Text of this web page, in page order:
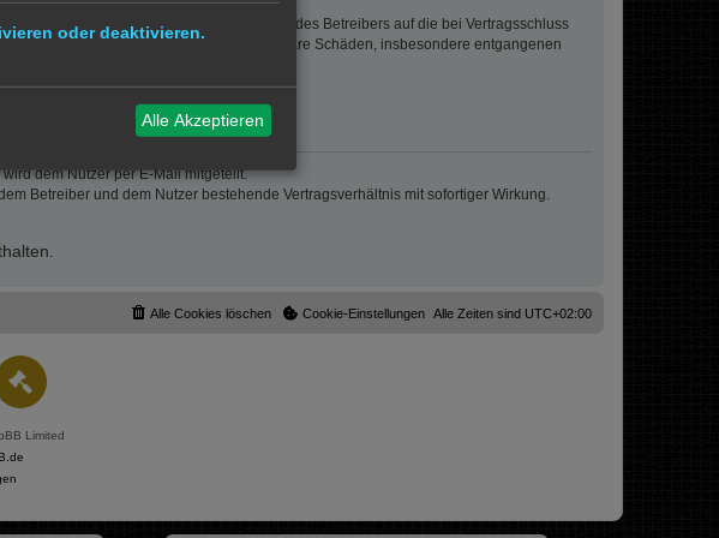
oder grob fahrlässigem Verhalten des Betreibers auf die bei Vertragsschluss
begrenzt. Dies gilt auch für mittelbare Schäden, insbesondere entgangenen
des Betreibers.
dem Nutzer per E-Mail mitgeteilt.
Betreiber und dem Nutzer bestehende Vertragsverhältnis mit sofortiger Wirkung.
Alle Zeiten sind UTC+02:00
Cookie-Einstellungen
Alle Cookies löschen
Limited
oder deaktivieren.
Alle Akzeptieren